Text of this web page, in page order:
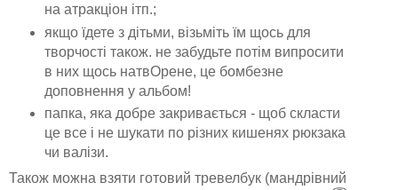
на атракціон ітп.;
якщо їдете з дітьми, візьміть їм щось для
творчості також. не забудьте потім випросити
в них щось натвОрене, це бомбезне
доповнення у альбом!
папка, яка добре закривається - щоб скласти
це все і не шукати по різних кишенях рюкзака
чи валізи.
Також можна взяти готовий тревелбук (мандрівний